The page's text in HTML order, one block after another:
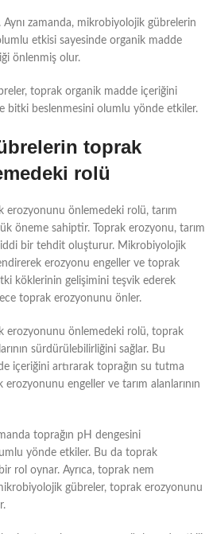
Aynı zamanda, mikrobiyolojik gübrelerin
etkisi sayesinde organik madde
önlenmiş olur.
toprak organik madde içeriğini
bitki beslenmesini olumlu yönde etkiler.
toprak
rolü
önlemedeki rolü, tarım
öneme sahiptir. Toprak erozyonu, tarım
bir tehdit oluşturur. Mikrobiyolojik
erozyonu engeller ve toprak
köklerinin gelişimini teşvik ederek
toprak erozyonunu önler.
erozyonunu önlemedeki rolü, toprak
sürdürülebilirliğini sağlar. Bu
içeriğini artırarak toprağın su tutma
erozyonunu engeller ve tarım alanlarının
toprağın pH dengesini
yönde etkiler. Bu da toprak
rol oynar. Ayrıca, toprak nem
gübreler, toprak erozyonunu